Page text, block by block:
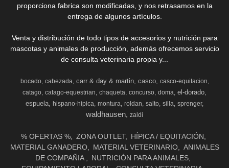
proporciona fabrica son modificadas, y nos retrasamos en la
entrega de algunos artículos.
Venta y distribución de todo tipos de accesorios y nutrición para
mascotas y animales de producción, además ofrecemos servicio
de consulta veterinaria propia y...
bocado cabezada carr & day & martin casco
casco-equitacion
catago catago-equestrian chaqueta concurso doma el-dorado
espuela
hispano-hipica montura roldan salto silla sprenger
waldhausen zaldi
% OFERTAS % ZONA OUTLET
HÍPICA / EQUITACIÓN
MATERIAL GANADERO
MATERIAL VETERINARIO
ANIMALES
DE COMPAÑIA
NUTRICIÓN PARA ANIMALES